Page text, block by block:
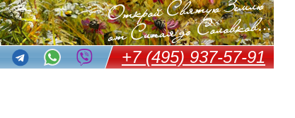
+7 (495) 937-57-91